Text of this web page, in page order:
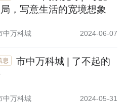
，写意生活的宽境想象
中万科城 2024-06-07
息
市中万科城 | 了不起的
中万科城 2024-05-31